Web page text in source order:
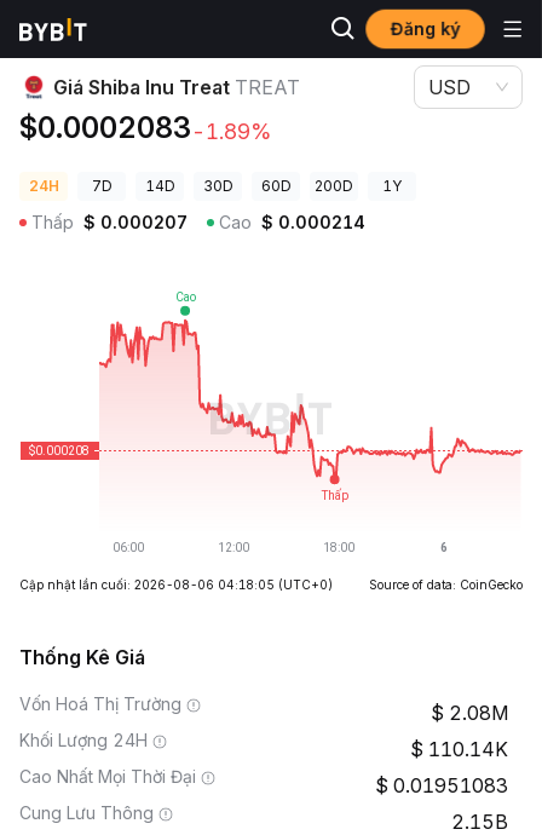
Đăng ký
Giá Tiền Điện Tử Giá Shiba Inu Treat TREAT
Giá Shiba Inu Treat TREAT
$0.0002083-1.89%
USD
24H 7D 14D 30D 60D 200D 1Y
Thấp $ 0.000207 Cao $ 0.000214
Cập nhật lần cuối: 2026-08-06 04:18:05 (UTC+0) Source of data: CoinGecko
Thống Kê Giá
Vốn Hoá Thị Trường 2.08M
Khối Lượng 24H 110.14K
Cao Nhất Mọi Thời Đại 0.01951083
Cung Lưu Thông 2.15B